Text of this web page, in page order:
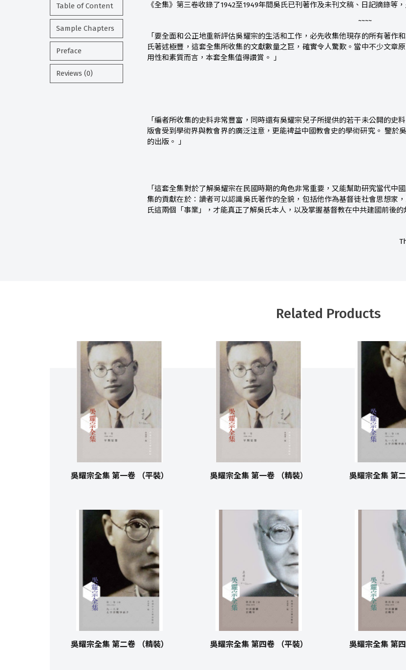
Table of Content
Sample Chapters
Preface
Reviews (0)
《全集》第三卷收錄了1942至1949年間吳氏已刊著作及未刊文稿、日記摘錄等
~~~~
「要全面和公正地重新評估吳耀宗的生活和工作，必先收集他現存的所有著作
氏著述極豐，這套全集所收集的文獻數量之巨，確實令人驚歎。當中不少文章
用性和素質而言，本套全集值得讚賞。 」
「編者所收集的史料非常豐富，同時還有吳耀宗兒子所提供的若干未公開的史
版會受到學術界與教會界的廣泛注意，更能裨益中國教會史的學術研究。 鑒於
的出版。 」
「這套全集對於了解吳耀宗在民國時期的角色非常重要，又能幫助研究當代中
集的貢獻在於：讀者可以認識吳氏著作的全貌，包括他作為基督徒社會思想家
氏這兩個「事業」，才能真正了解吳氏本人，以及掌握基督教在中共建國前後的
Related Products
吳耀宗全集 第一卷 （平裝） 吳耀宗全集 第一卷 （精裝） 吳耀宗全集 第二
吳耀宗全集 第二卷 （精裝） 吳耀宗全集 第四卷 （平裝） 吳耀宗全集 第四